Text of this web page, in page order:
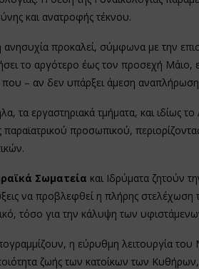
και ανατροφής τέκνου.
ανησυχία προκαλεί, σύμφωνα με την
το αργότερο έως τον προσεχή Μάιο,
– αν δεν υπάρξει άμεση αναπλήρωση
τα εργαστηριακά τμήματα, και ιδίως
παραϊατρικού προσωπικού,
Σωματεία και Ιδρύματα ζητούν
να προβλεφθεί η πλήρης στελέχωση
τόσο για την κάλυψη των
η εύρυθμη λειτουργία του
ζωής των κατοίκων των